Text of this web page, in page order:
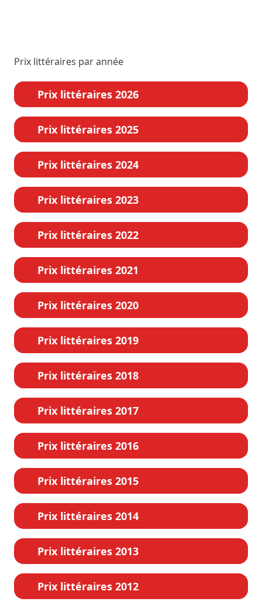
Prix littéraires par année
Prix littéraires 2026
Prix littéraires 2025
Prix littéraires 2024
Prix littéraires 2023
Prix littéraires 2022
Prix littéraires 2021
Prix littéraires 2020
Prix littéraires 2019
Prix littéraires 2018
Prix littéraires 2017
Prix littéraires 2016
Prix littéraires 2015
Prix littéraires 2014
Prix littéraires 2013
Prix littéraires 2012